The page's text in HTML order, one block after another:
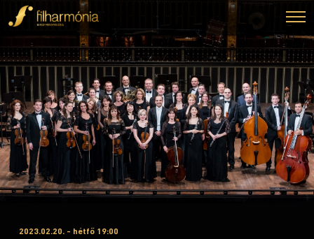
2023.02.20. - hétfő 19:00